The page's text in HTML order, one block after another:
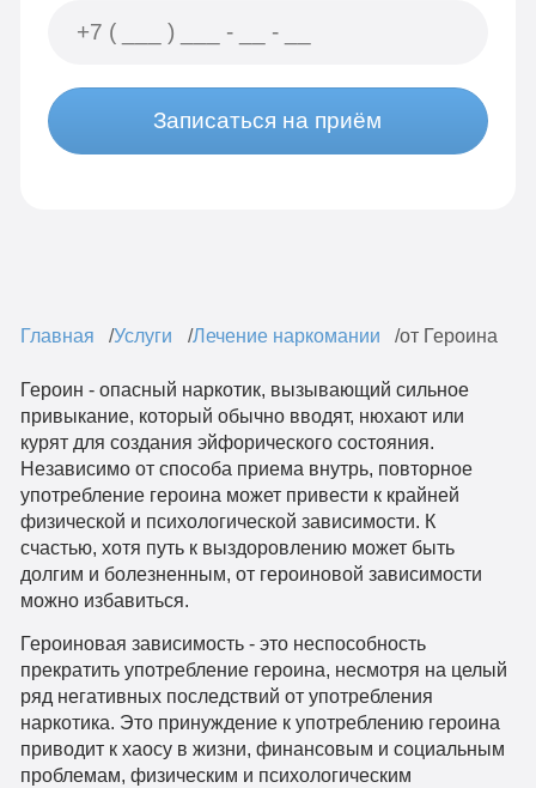
Записаться на приём
Главная Услуги Лечение наркомании от Героина
Героин - опасный наркотик, вызывающий сильное
привыкание, который обычно вводят, нюхают или
курят для создания эйфорического состояния.
Независимо от способа приема внутрь, повторное
употребление героина может привести к крайней
физической и психологической зависимости. К
счастью, хотя путь к выздоровлению может быть
долгим и болезненным, от героиновой зависимости
можно избавиться.
Героиновая зависимость - это неспособность
прекратить употребление героина, несмотря на целый
ряд негативных последствий от употребления
наркотика. Это принуждение к употреблению героина
приводит к хаосу в жизни, финансовым и социальным
проблемам, физическим и психологическим